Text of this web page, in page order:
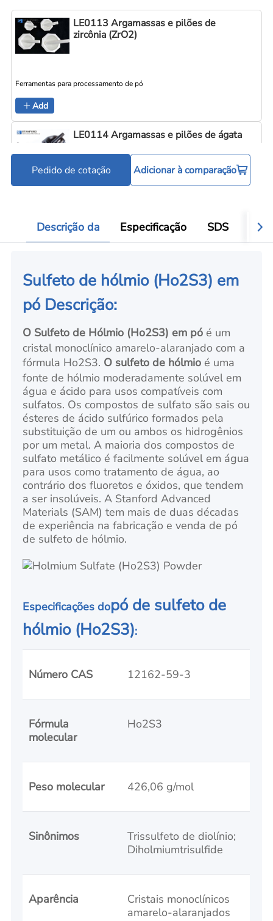
LE0113 Argamassas e pilões de
zircônia (ZrO2)
Ferramentas para processamento de pó
Add
LE0114 Argamassas e pilões de ágata
Pedido de cotação Adicionar à comparação
Descrição da Especificação SDS
Sulfeto de hólmio (Ho2S3) em
pó Descrição:
O Sulfeto de Hólmio (Ho2S3) em pó é um
cristal monoclínico amarelo-alaranjado com a
fórmula Ho2S3. O sulfeto de hólmio é uma
fonte de hólmio moderadamente solúvel em
água e ácido para usos compatíveis com
sulfatos. Os compostos de sulfato são sais ou
ésteres de ácido sulfúrico formados pela
substituição de um ou ambos os hidrogênios
por um metal. A maioria dos compostos de
sulfato metálico é facilmente solúvel em água
para usos como tratamento de água, ao
contrário dos fluoretos e óxidos, que tendem
a ser insolúveis. A Stanford Advanced
Materials (SAM) tem mais de duas décadas
de experiência na fabricação e venda de pó
de sulfeto de hólmio.
Especificações dopó de sulfeto de
hólmio (Ho2S3):
Número CAS 12162-59-3
Fórmula
molecular
Ho2S3
Peso molecular 426,06 g/mol
Sinônimos
Trissulfeto de diolínio;
Diholmiumtrisulfide
Aparência
Cristais monoclínicos
amarelo-alaranjados